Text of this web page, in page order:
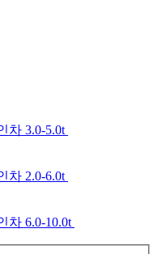
차 3.0-5.0t
차 2.0-6.0t
차 6.0-10.0t